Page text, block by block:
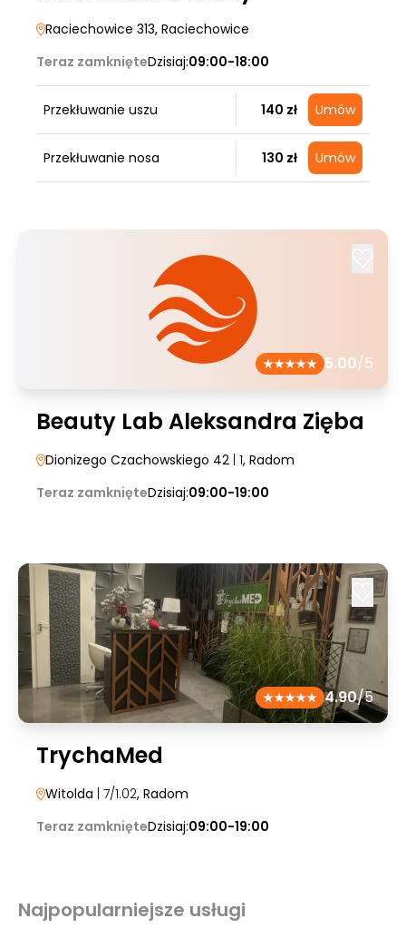
Raciechowice 313, Raciechowice
Teraz zamknięteDzisiaj:09:00-18:00
Przekłuwanie uszu 140 zł Umów
Przekłuwanie nosa 130 zł Umów
5.00/5
Beauty Lab Aleksandra Zięba
Dionizego Czachowskiego 42 | 1, Radom
Teraz zamknięteDzisiaj:09:00-19:00
4.90/5
TrychaMed
Witolda | 7/1.02, Radom
Teraz zamknięteDzisiaj:09:00-19:00
Najpopularniejsze usługi